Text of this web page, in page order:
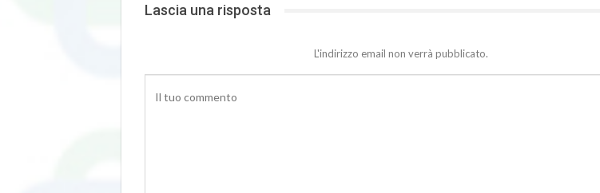
Lascia una risposta
L'indirizzo email non verrà pubblicato.